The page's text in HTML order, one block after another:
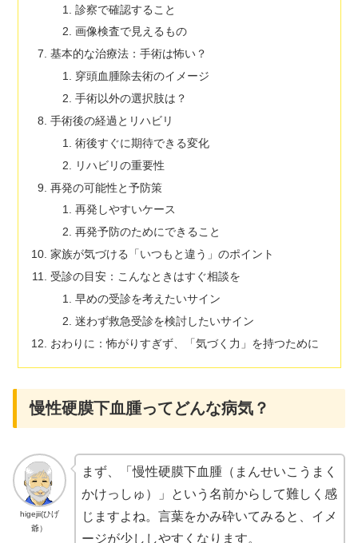
診察で確認すること
画像検査で見えるもの
基本的な治療法：手術は怖い？
穿頭血腫除去術のイメージ
手術以外の選択肢は？
手術後の経過とリハビリ
術後すぐに期待できる変化
リハビリの重要性
再発の可能性と予防策
再発しやすいケース
再発予防のためにできること
家族が気づける「いつもと違う」のポイント
受診の目安：こんなときはすぐ相談を
早めの受診を考えたいサイン
迷わず救急受診を検討したいサイン
おわりに：怖がりすぎず、「気づく力」を持つために
慢性硬膜下血腫ってどんな病気？
higejii(ひげ
爺）
まず、「慢性硬膜下血腫（まんせいこうまく
かけっしゅ）」という名前からして難しく感
じますよね。言葉をかみ砕いてみると、イメ
ージが少ししやすくなります。